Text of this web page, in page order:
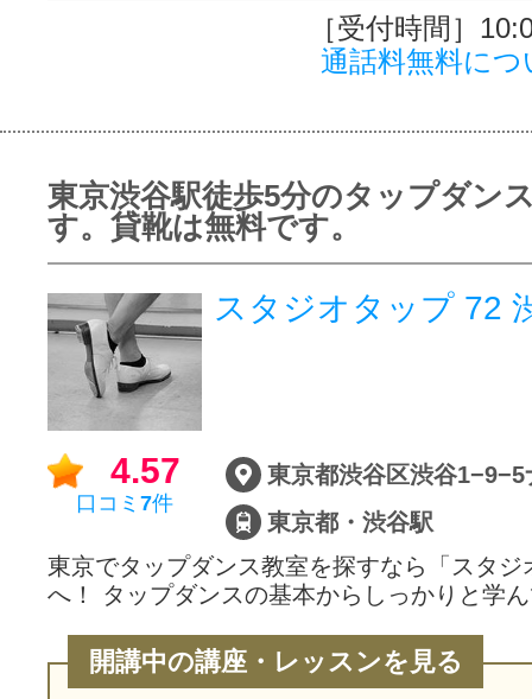
［受付時間］
通話料無料につ
東京渋谷駅徒歩5分のタップダン
す。貸靴は無料です。
スタジオタップ 72
4.57
口コミ 7件
東京都・渋谷駅
東京でタップダンス教室を探すなら「スタジ
へ！ タップダンスの基本からしっかりと学
開講中の講座・レッスンを見る